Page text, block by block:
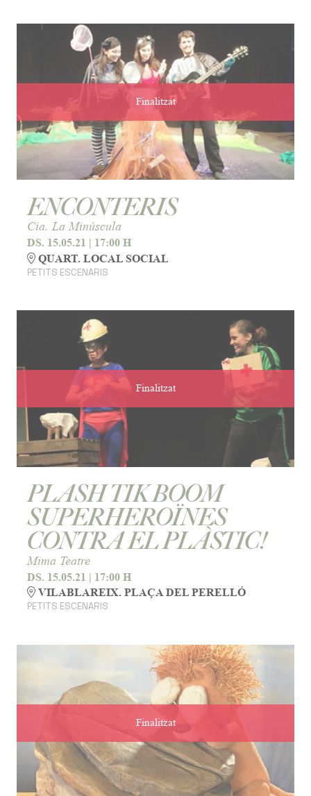
Finalitzat
ENCONTERIS
Cia. La Minúscula
DS. 15.05.21 | 17:00 H
QUART. LOCAL SOCIAL
PETITS ESCENARIS
Finalitzat
PLASH TIK BOOM
SUPERHEROÏNES
CONTRA EL PLÀSTIC!
Mima Teatre
DS. 15.05.21 | 17:00 H
VILABLAREIX. PLAÇA DEL PERELLÓ
PETITS ESCENARIS
Finalitzat